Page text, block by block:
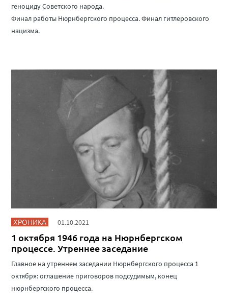
геноциду Советского народа.
Финал работы Нюрнбергского процесса. Финал гитлеровского
нацизма.
ХРОНИКА 01.10.2021
1 октября 1946 года на Нюрнбергском
процессе. Утреннее заседание
Главное на утреннем заседании Нюрнбергского процесса 1
октября: оглашение приговоров подсудимым, конец
нюрнбергского процесса.